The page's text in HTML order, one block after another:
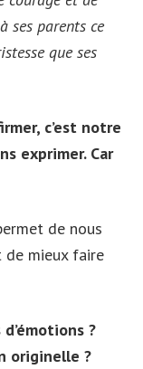
ses parents ce
que ses
c’est notre
exprimer. Car
de nous
de mieux faire
?
originelle ?